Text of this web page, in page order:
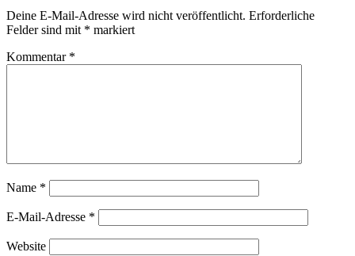
Deine E-Mail-Adresse wird nicht veröffentlicht. Erforderliche
Felder sind mit * markiert
Kommentar *
Name *
E-Mail-Adresse *
Website